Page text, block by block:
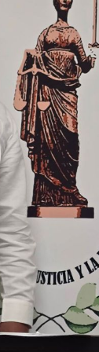
Coparmex Vallarta
Violeta Y Melissa
Juan Calderón
Jalisco Se Integra
Frustran Presunto
Infecciones
SIOP Moderniza La
Van Por La
Estados Unidos
Buscan A Wilber
Melissa Madero
Washington
Avanza Plan Para
Nuevas
Mueren Cuatro
Bruno Blancas